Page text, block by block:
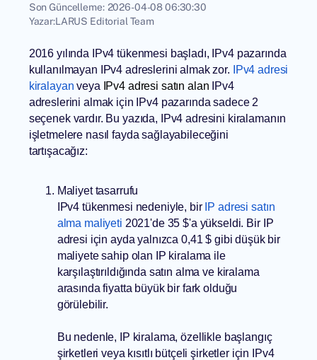
Son Güncelleme: 2026-04-08 06:30:30
Yazar:LARUS Editorial Team
2016 yılında IPv4 tükenmesi başladı, IPv4 pazarında
kullanılmayan IPv4 adreslerini almak zor.
IPv4 adresi
kiralayan veya IPv4 adresi satın alan IPv4
adreslerini almak için IPv4 pazarında sadece 2
seçenek vardır. Bu yazıda, IPv4 adresini kiralamanın
işletmelere nasıl fayda sağlayabileceğini
tartışacağız:
Maliyet tasarrufu
IPv4 tükenmesi nedeniyle, bir IP adresi satın
alma maliyeti 2021'de 35 $'a yükseldi. Bir IP
adresi için ayda yalnızca 0,41 $ gibi düşük bir
maliyete sahip olan IP kiralama ile
karşılaştırıldığında satın alma ve kiralama
arasında fiyatta büyük bir fark olduğu
görülebilir.
Bu nedenle, IP kiralama, özellikle başlangıç
şirketleri veya kısıtlı bütçeli şirketler için IPv4